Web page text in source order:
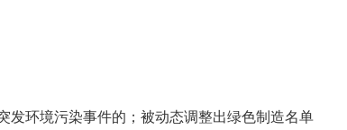
发环境污染事件的；被动态调整出绿色制造名单